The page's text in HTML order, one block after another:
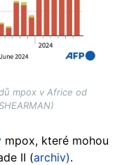
mpox v Africe od
mpox, které mohou
II (archiv).